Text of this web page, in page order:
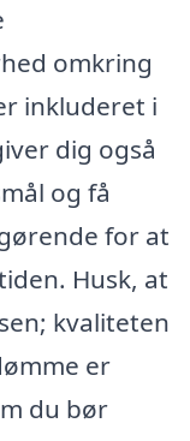
omkring
inkluderet i
dig også
og få
for at
Husk, at
kvaliteten
er
du bør